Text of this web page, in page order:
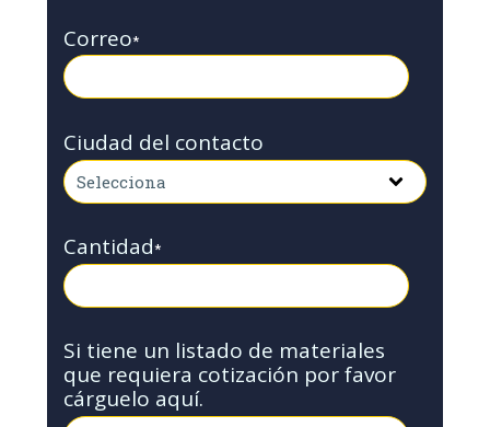
Correo*
Ciudad del contacto
Cantidad*
Si tiene un listado de materiales
que requiera cotización por favor
cárguelo aquí.